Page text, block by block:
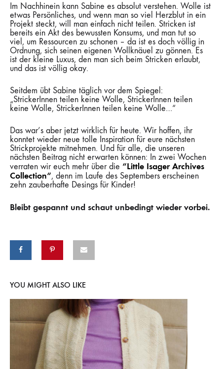
Im Nachhinein kann Sabine es absolut verstehen. Wolle ist
etwas Persönliches, und wenn man so viel Herzblut in ein
Projekt steckt, will man einfach nicht teilen. Stricken ist
bereits ein Akt des bewussten Konsums, und man tut so
viel, um Ressourcen zu schonen – da ist es doch völlig in
Ordnung, sich seinen eigenen Wollknäuel zu gönnen. Es
ist der kleine Luxus, den man sich beim Stricken erlaubt,
und das ist völlig okay.
Seitdem übt Sabine täglich vor dem Spiegel:
„StrickerInnen teilen keine Wolle, StrickerInnen teilen
keine Wolle, StrickerInnen teilen keine Wolle…“
Das war’s aber jetzt wirklich für heute. Wir hoffen, ihr
konntet wieder neue tolle Inspiration für eure nächsten
Strickprojekte mitnehmen. Und für alle, die unseren
nächsten Beitrag nicht erwarten können: In zwei Wochen
verraten wir euch mehr über die “Little Isager Archives
Collection“, denn im Laufe des Septembers erscheinen
zehn zauberhafte Desings für Kinder!
Bleibt gespannt und schaut unbedingt wieder vorbei.
YOU MIGHT ALSO LIKE